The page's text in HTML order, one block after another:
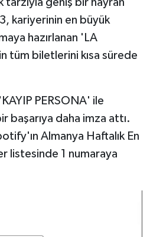
geniş bir hayran
kariyerinin en büyük
hazırlanan 'LA
tüm biletlerini kısa sürede
PERSONA' ile
başarıya daha imza attı.
Almanya Haftalık En
listesinde 1 numaraya